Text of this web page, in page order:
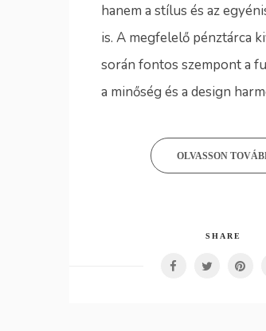
hanem a stílus és az
is. A megfelelő pénztárca
során fontos szempont a
a minőség és a design
OLVASSON
SHARE